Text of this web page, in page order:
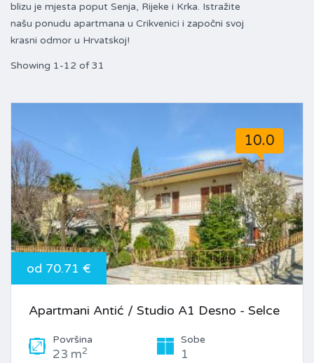
blizu je mjesta poput Senja, Rijeke i Krka. Istražite
našu ponudu apartmana u Crikvenici i započni svoj
krasni odmor u Hrvatskoj!
Showing 1-12 of 31
10.0
od 70.71 €
Apartmani Antić / Studio A1 Desno - Selce
Površina
23 m2
Sobe
1